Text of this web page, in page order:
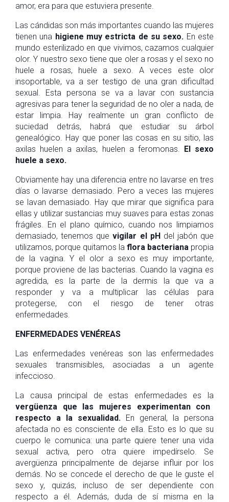
amor, era para que estuviera presente.
Las cándidas son más importantes cuando las mujeres
tienen una higiene muy estricta de su sexo. En este
mundo esterilizado en que vivimos, cazamos cualquier
olor. Y nuestro sexo tiene que oler a rosas y el sexo no
huele a rosas, huele a sexo. A veces este olor
insoportable, va a ser testigo de una gran dificultad
sexual. Esta persona se va a lavar con sustancia
agresivas para tener la seguridad de no oler a nada, de
estar limpia. Hay realmente un gran conflicto de
suciedad detrás, habrá que estudiar su árbol
genealógico. Hay que poner las cosas en su sitio, las
axilas huelen a axilas, huelen a feromonas. El sexo
huele a sexo.
Obviamente hay una diferencia entre no lavarse en tres
días o lavarse demasiado. Pero a veces las mujeres
se lavan demasiado. Hay que mirar que significa para
ellas y utilizar sustancias muy suaves para estas zonas
frágiles. En el plano químico, cuando nos limpiamos
demasiado, tenemos quevigilar el pH del jabón que
utilizamos, porque quitamos la flora bacteriana propia
de la vagina. Y el olor a sexo es muy importante,
porque proviene de las bacterias. Cuando la vagina es
agredida, es la parte de la dermis la que va a
responder y va a multiplicar las células para
protegerse, con el riesgo de tener otras
enfermedades.
ENFERMEDADES VENÉREAS
Las enfermedades venéreas son las enfermedades
sexuales transmisibles, asociadas a un agente
infeccioso.
La causa principal de estas enfermedades es la
vergüenza que las mujeres experimentan con
respecto a la sexualidad. En general, la persona
afectada no es consciente de ella. Esto es lo que su
cuerpo le comunica: una parte quiere tener una vida
sexual activa, pero otra quiere impedírselo. Se
avergüenza principalmente de dejarse influir por los
demás. No se concede el derecho de que le guste el
sexo y, quizás, incluso de ser dependiente con
respecto a él. Además, duda de sí misma en la